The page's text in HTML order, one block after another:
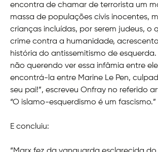
encontra de chamar de terrorista um
massa de populações civis inocentes,
crianças incluídas, por serem judeus, o
crime contra a humanidade,
história do antissemitismo de esquerda.
não querendo ver essa infâmia entre
encontrá-la entre Marine Le Pen,
seu pai!”, escreveu Onfray no referido
“O islamo-esquerdismo é um fascismo.”
E concluiu: